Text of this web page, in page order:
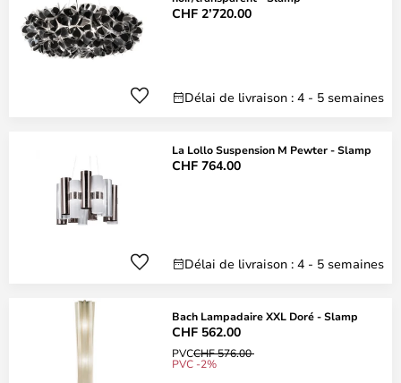
CHF 2’720.00
Délai de livraison : 4 - 5 semaines
La Lollo Suspension M Pewter - Slamp
CHF 764.00
Délai de livraison : 4 - 5 semaines
Bach Lampadaire XXL Doré - Slamp
CHF 562.00
PVCCHF 576.00
PVC -2%